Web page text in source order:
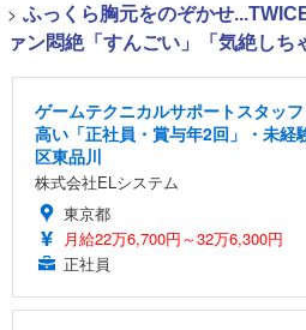
> ふっくら胸元をのぞかせ
ァン悶絶「すんごい」「気絶しち
ゲームテクニカルサポートスタッ
高い「正社員・賞与年2回」・未経
区東品川
株式会社ELシステム
東京都
月給22万6,700円～32万6,300円
正社員